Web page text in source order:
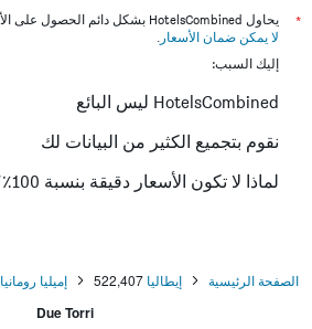
*
يحاول HotelsCombined بشكل دائم الحصول على الأسعار الدقيقة، ولكن
لا يمكن ضمان الأسعار .
إليك السبب:
HotelsCombined ليس البائع
نقوم بتجميع الكثير من البيانات لك
لماذا لا تكون الأسعار دقيقة بنسبة 100٪؟
الصفحة الرئيسية إيطاليا 522,407 إميليا رومانيا
Due Torri